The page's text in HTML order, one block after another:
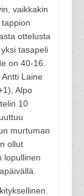
vaikkakin
ottelusta
tasapeli
on 40-16.
Laine
Alpo
10
murtuman
ollut
lopullinen